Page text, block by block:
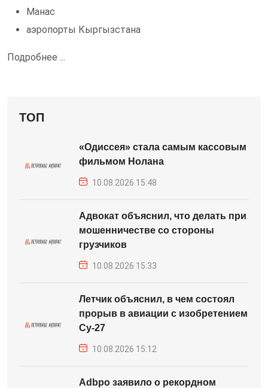
Манас
аэропорты Кыргызстана
Подробнее ...
ТОП
«Одиссея» стала самым кассовым
фильмом Нолана
10.08.2026 15:48
Адвокат объяснил, что делать при
мошенничестве со стороны
грузчиков
10.08.2026 15:33
Летчик объяснил, в чем состоял
прорыв в авиации с изобретением
Су-27
10.08.2026 15:12
Adbpo заявило о рекордном